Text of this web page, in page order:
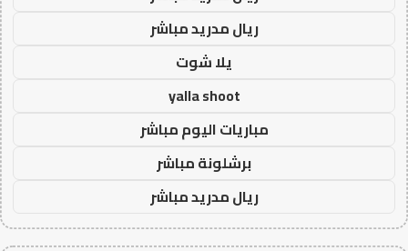
ريال مدريد مباشر
يلا شوت
yalla shoot
مباريات اليوم مباشر
برشلونة مباشر
ريال مدريد مباشر